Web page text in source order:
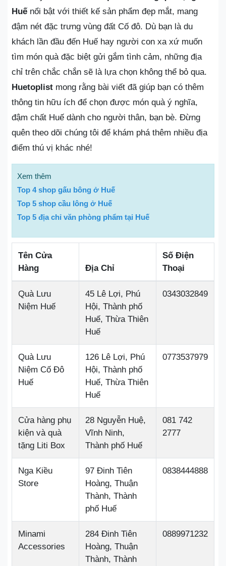
Huếnổi bật với thiết kế sản phẩm đẹp mắt, mang
đậm nét đặc trưng vùng đất Cố đô. Dù bạn là du
khách lần đầu đến Huế hay người con xa xứ muốn
tìm món quà đặc biệt gửi gắm tình cảm, những địa
chỉ trên chắc chắn sẽ là lựa chọn không thể bỏ qua.
Huetoplist mong rằng bài viết đã giúp bạn có thêm
thông tin hữu ích để chọn được món quà ý nghĩa,
đậm chất Huế dành cho người thân, bạn bè. Đừng
quên theo dõi chúng tôi để khám phá thêm nhiều địa
điểm thú vị khác nhé!
Xem thêm
Top 4 shop gấu bông ở Huế
Top 5 shop cầu lông ở Huế
Top 5 địa chỉ văn phòng phẩm tại Huế
Tên Cửa
Hàng
Địa Chỉ
Số Điện
Thoại
Quà Lưu
Niệm Huế
45 Lê Lợi, Phú
Hội, Thành phố
Huế, Thừa Thiên
Huế
0343032849
Quà Lưu
Niệm Cố Đô
Huế
126 Lê Lợi, Phú
Hội, Thành phố
Huế, Thừa Thiên
Huế
0773537979
Cửa hàng phụ
kiện và quà
tặng Liti Box
28 Nguyễn Huệ,
Vĩnh Ninh,
Thành phố Huế
081 742
2777
Nga Kiều
Store
97 Đinh Tiên
Hoàng, Thuận
Thành, Thành
phố Huế
0838444888
Minami
Accessories
284 Đinh Tiên
Hoàng, Thuận
Thành, Thành
0889971232